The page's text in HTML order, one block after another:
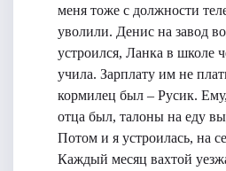
меня тоже с должности
уволили. Денис на завод
устроился, Ланка в школе
учила. Зарплату им не
кормилец был – Русик.
отца был, талоны на еду
Потом и я устроилась, на
Каждый месяц вахтой